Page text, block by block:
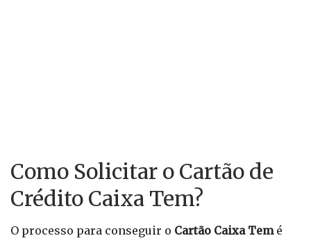
Como Solicitar o Cartão de
Crédito Caixa Tem?
O processo para conseguir o Cartão Caixa Temé